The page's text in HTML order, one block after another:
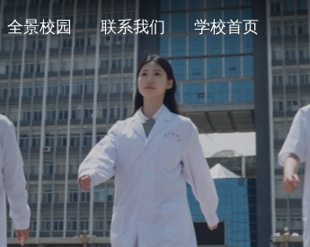
全景校园 联系我们 学校首页